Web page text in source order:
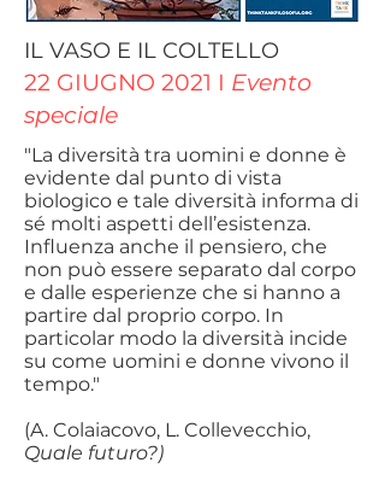
IL VASO E IL COLTELLO
22 GIUGNO 2021 I Evento
speciale
"La diversità tra uomini e donne è
evidente dal punto di vista
biologico e tale diversità informa di
sé molti aspetti dell’esistenza.
Influenza anche il pensiero, che
non può essere separato dal corpo
e dalle esperienze che si hanno a
partire dal proprio corpo. In
particolar modo la diversità incide
su come uomini e donne vivono il
tempo."
(A. Colaiacovo, L. Collevecchio,
Quale futuro?)